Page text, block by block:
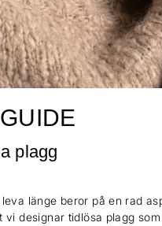
plagg
länge beror på en rad
vi designar tidlösa plagg